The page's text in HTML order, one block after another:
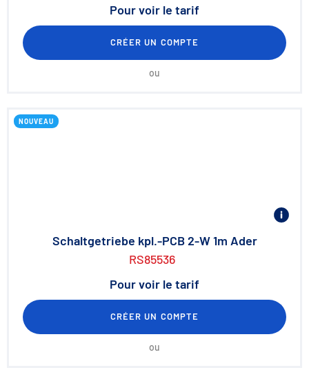
Pour voir le tarif
CRÉER UN COMPTE
ou
NOUVEAU
Schaltgetriebe kpl.-PCB 2-W 1m Ader
RS85536
Pour voir le tarif
CRÉER UN COMPTE
ou